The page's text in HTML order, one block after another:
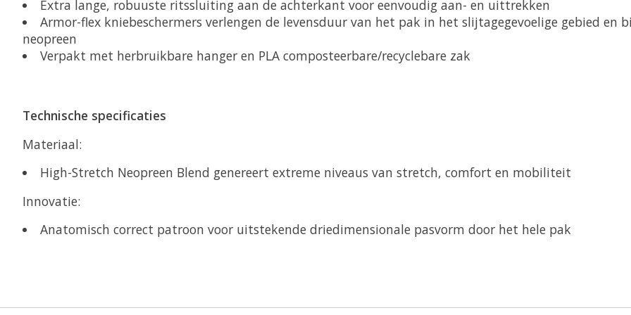
Extra lange, robuuste ritssluiting aan de achterkant voor eenvoudig aan- en uittrekken
Armor-flex kniebeschermers verlengen de levensduur van het pak in het slijtagegevoelige gebied en
neopreen
Verpakt met herbruikbare hanger en PLA composteerbare/recyclebare zak
Technische specificaties
Materiaal:
High-Stretch Neopreen Blend genereert extreme niveaus van stretch, comfort en mobiliteit
Innovatie:
Anatomisch correct patroon voor uitstekende driedimensionale pasvorm door het hele pak